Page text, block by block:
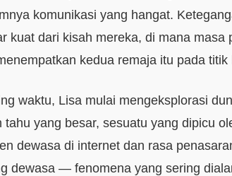
komunikasi yang hangat.
kuat dari kisah mereka, di mana masa
kedua remaja itu pada
waktu, Lisa mulai mengeksplorasi
tahu yang besar, sesuatu yang dipicu
dewasa di internet dan rasa
dewasa — fenomena yang sering